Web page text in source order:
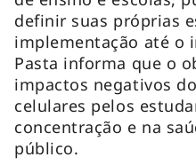
definir suas próprias
implementação até o
Pasta informa que o
impactos negativos
celulares pelos
concentração e na
público.